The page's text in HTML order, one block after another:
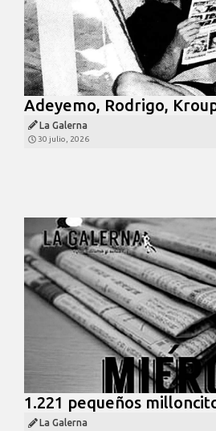
Adeyemo, Rodrigo,
La Galerna
30 julio, 2026
1.221 pequeños
La Galerna